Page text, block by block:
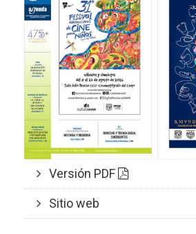
Versión PDF
Sitio web